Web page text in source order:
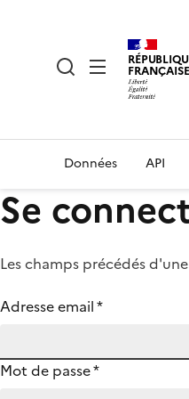
FRANÇAISE
Données API
Se
Les champs précédés
Adresse email*
Mot de passe*